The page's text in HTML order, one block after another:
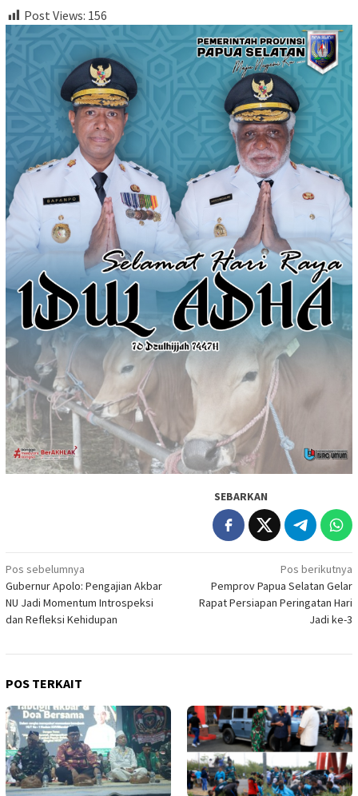
Post Views: 156
SEBARKAN
Navigasi
pos
Pos sebelumnya
Gubernur Apolo: Pengajian Akbar
NU Jadi Momentum Introspeksi
dan Refleksi Kehidupan
Pos berikutnya
Pemprov Papua Selatan Gelar
Rapat Persiapan Peringatan Hari
Jadi ke-3
POS TERKAIT